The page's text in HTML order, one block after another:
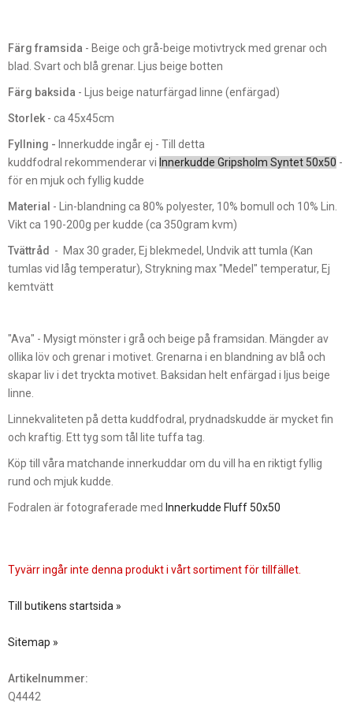
Färg framsida - Beige och grå-beige motivtryck med grenar och
blad. Svart och blå grenar. Ljus beige botten
Färg baksida - Ljus beige naturfärgad linne (enfärgad)
Storlek - ca 45x45cm
Fyllning - Innerkudde ingår ej - Till detta
kuddfodral rekommenderar vi Innerkudde Gripsholm Syntet 50x50 -
för en mjuk och fyllig kudde
Material - Lin-blandning ca 80% polyester, 10% bomull och 10% Lin.
Vikt ca 190-200g per kudde (ca 350gram kvm)
Tvättråd - Max 30 grader, Ej blekmedel, Undvik att tumla (Kan
tumlas vid låg temperatur), Strykning max "Medel" temperatur, Ej
kemtvätt
"Ava" - Mysigt mönster i grå och beige på framsidan. Mängder av
ollika löv och grenar i motivet. Grenarna i en blandning av blå och
skapar liv i det tryckta motivet. Baksidan helt enfärgad i ljus beige
linne.
Linnekvaliteten på detta kuddfodral, prydnadskudde är mycket fin
och kraftig. Ett tyg som tål lite tuffa tag.
Köp till våra matchande innerkuddar om du vill ha en riktigt fyllig
rund och mjuk kudde.
Fodralen är fotograferade med Innerkudde Fluff 50x50
Tyvärr ingår inte denna produkt i vårt sortiment för tillfället.
Till butikens startsida »
Sitemap »
Artikelnummer:
Q4442